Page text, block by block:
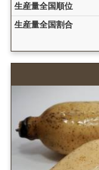
生産量全国順位
生産量全国割合